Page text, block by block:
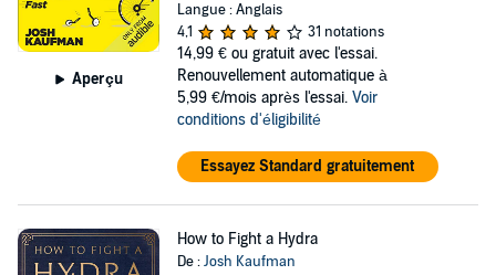
Aperçu
Langue : Anglais
4,1
31 notations
14,99 € ou gratuit avec l'essai.
Renouvellement automatique à
5,99 €/mois après l'essai. Voir
conditions d'éligibilité
Essayez Standard gratuitement
How to Fight a Hydra
De :Josh Kaufman